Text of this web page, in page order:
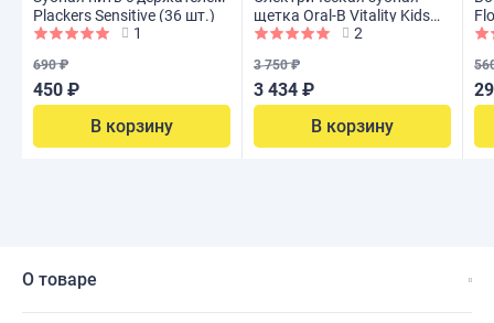
Plackers Sensitive (36 шт.)
1
690 ₽
450 ₽
В корзину
щетка Oral-B Vitality Kids
D103 Spiderman
2
3 750 ₽
3 434 ₽
В корзину
О товаре